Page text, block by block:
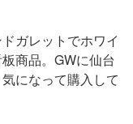
ガレットでホワイ
商品。GWに仙台
になって購入して